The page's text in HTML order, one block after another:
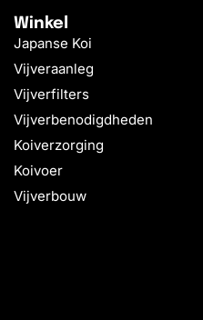
Winkel
Japanse Koi
Vijveraanleg
Vijverfilters
Vijverbenodigdheden
Koiverzorging
Koivoer
Vijverbouw